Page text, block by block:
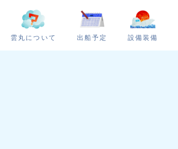
雲丸について 出船予定 設備装備